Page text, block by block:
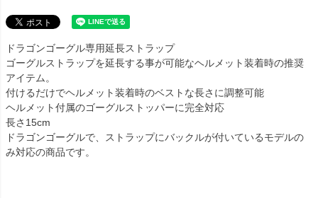
ドラゴンゴーグル専用延長ストラップ
ゴーグルストラップを延長する事が可能なヘルメット装着時の推奨
アイテム。
付けるだけでヘルメット装着時のベストな長さに調整可能
ヘルメット付属のゴーグルストッパーに完全対応
長さ15cm
ドラゴンゴーグルで、ストラップにバックルが付いているモデルの
み対応の商品です。